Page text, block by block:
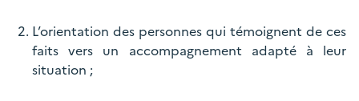
L’orientation des personnes qui témoignent de ces
faits vers un accompagnement adapté à leur
situation ;